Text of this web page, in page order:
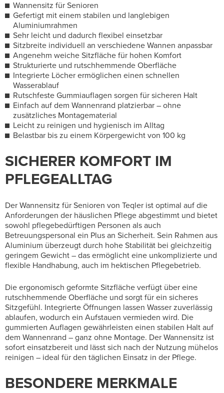
Wannensitz für Senioren
Gefertigt mit einem stabilen und langlebigen
Aluminiumrahmen
Sehr leicht und dadurch flexibel einsetzbar
Sitzbreite individuell an verschiedene Wannen anpassbar
Angenehm weiche Sitzfläche für hohen Komfort
Strukturierte und rutschhemmende Oberfläche
Integrierte Löcher ermöglichen einen schnellen
Wasserablauf
Rutschfeste Gummiauflagen sorgen für sicheren Halt
Einfach auf dem Wannenrand platzierbar – ohne
zusätzliches Montagematerial
Leicht zu reinigen und hygienisch im Alltag
Belastbar bis zu einem Körpergewicht von 100 kg
SICHERER KOMFORT IM
PFLEGEALLTAG
Der Wannensitz für Senioren von Teqler ist optimal auf die
Anforderungen der häuslichen Pflege abgestimmt und bietet
sowohl pflegebedürftigen Personen als auch
Betreuungspersonal ein Plus an Sicherheit. Sein Rahmen aus
Aluminium überzeugt durch hohe Stabilität bei gleichzeitig
geringem Gewicht – das ermöglicht eine unkomplizierte und
flexible Handhabung, auch im hektischen Pflegebetrieb.
Die ergonomisch geformte Sitzfläche verfügt über eine
rutschhemmende Oberfläche und sorgt für ein sicheres
Sitzgefühl. Integrierte Öffnungen lassen Wasser zuverlässig
ablaufen, wodurch ein Aufstauen vermieden wird. Die
gummierten Auflagen gewährleisten einen stabilen Halt auf
dem Wannenrand – ganz ohne Montage. Der Wannensitz ist
sofort einsatzbereit und lässt sich nach der Nutzung mühelos
reinigen – ideal für den täglichen Einsatz in der Pflege.
BESONDERE MERKMALE